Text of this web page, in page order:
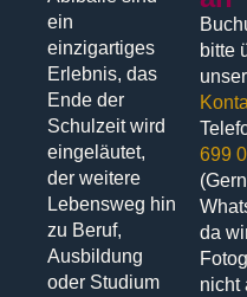
ein
einzigartiges
Erlebnis, das
Ende der
Schulzeit wird
eingeläutet,
der weitere
Lebensweg hin
zu Beruf,
Ausbildung
oder Studium
bitte
unser
699
da
nicht